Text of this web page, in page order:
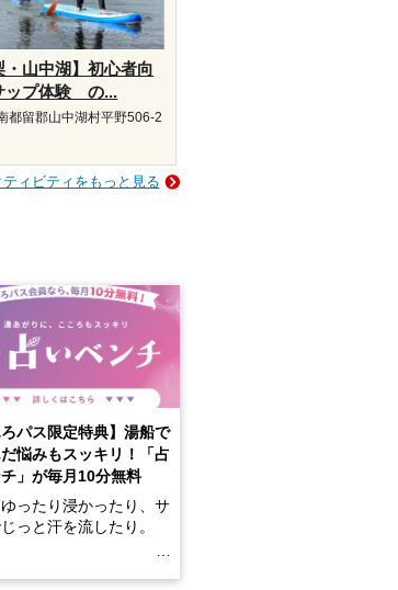
・山中湖】初心者向
プ体験 の...
都留郡山中湖村平野506-2
ィビティをもっと見る
ろパス限定特典】湯船で
悩みもスッキリ！「占
」が毎月10分無料
ったり浸かったり、サ
っと汗を流したり。